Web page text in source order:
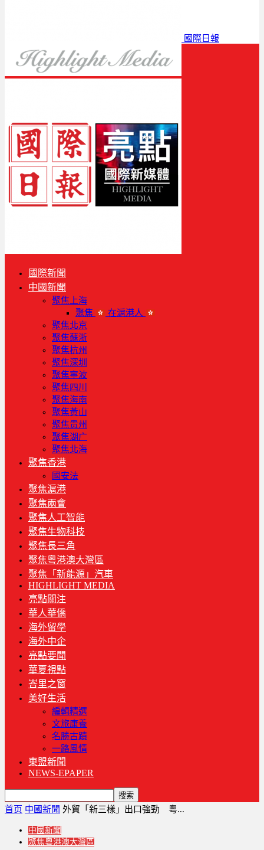
國際日報
國際新聞
中國新聞
聚焦上海
聚焦
在滬港人
聚焦北京
聚焦蘇浙
聚焦杭州
聚焦深圳
聚焦寧波
聚焦四川
聚焦海南
聚焦黃山
聚焦贵州
聚焦湖广
聚焦北海
聚焦香港
國安法
聚焦滬港
聚焦兩會
聚焦人工智能
聚焦生物科技
聚焦長三角
聚焦粵港澳大灣區
聚焦「新能源」汽車
HIGHLIGHT MEDIA
亮點關注
華人華僑
海外留學
海外中企
亮點要聞
華夏視點
峇里之窗
美好生活
編輯精選
文旅康養
名勝古蹟
一路風情
東盟新聞
NEWS-EPAPER
首页 中國新聞 外貿「新三樣」出口強勁 粵...
中國新聞
聚焦粵港澳大灣區